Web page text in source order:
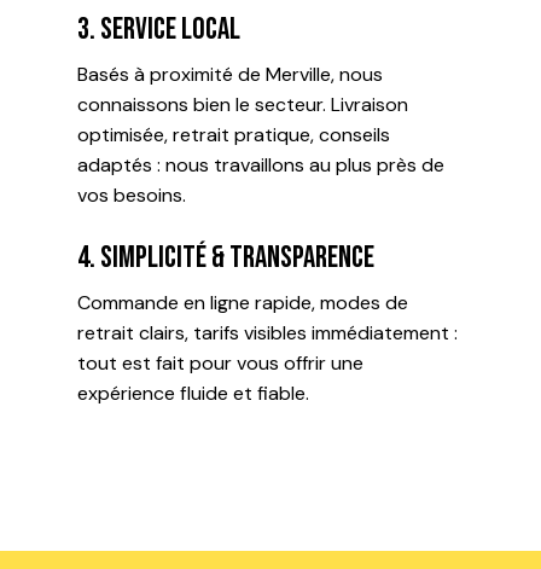
3. Service local
Basés à proximité de Merville, nous
connaissons bien le secteur. Livraison
optimisée, retrait pratique, conseils
adaptés : nous travaillons au plus près de
vos besoins.
4. Simplicité & transparence
Commande en ligne rapide, modes de
retrait clairs, tarifs visibles immédiatement :
tout est fait pour vous offrir une
expérience fluide et fiable.